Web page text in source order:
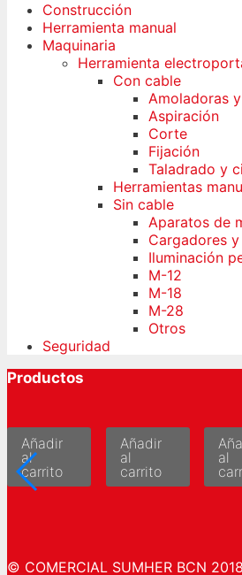
Construcción
Herramienta manual
Maquinaria
Herramienta
Con cable
Amoladoras
Aspiración
Corte
Fijación
Taladrado y
Herramientas
Sin cable
Aparatos de
Cargadores
Iluminación
M-12
M-18
M-28
Otros
Seguridad
Productos
Añadir
al
carrito
Añadir
al
carrito
al
© COMERCIAL SUMHER BCN 2018